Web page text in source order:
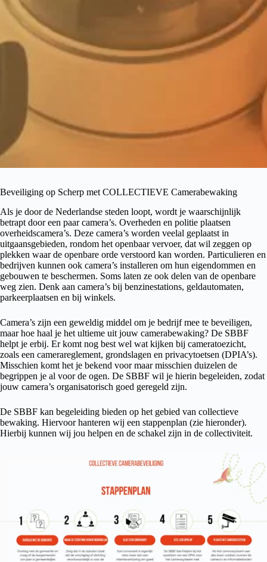
Beveiliging op Scherp met COLLECTIEVE Camerabewaking
Als je door de Nederlandse steden loopt, wordt je waarschijnlijk
betrapt door een paar camera’s. Overheden en politie plaatsen
overheidscamera’s. Deze camera’s worden veelal geplaatst in
uitgaansgebieden, rondom het openbaar vervoer, dat wil zeggen op
plekken waar de openbare orde verstoord kan worden. Particulieren en
bedrijven kunnen ook camera’s installeren om hun eigendommen en
gebouwen te beschermen. Soms laten ze ook delen van de openbare
weg zien. Denk aan camera’s bij benzinestations, geldautomaten,
parkeerplaatsen en bij winkels.
Camera’s zijn een geweldig middel om je bedrijf mee te beveiligen,
maar hoe haal je het ultieme uit jouw camerabewaking? De SBBF
helpt je erbij. Er komt nog best wel wat kijken bij cameratoezicht,
zoals een camerareglement, grondslagen en privacytoetsen (DPIA’s).
Misschien komt het je bekend voor maar misschien duizelen de
begrippen je al voor de ogen. De SBBF wil je hierin begeleiden, zodat
jouw camera’s organisatorisch goed geregeld zijn.
De SBBF kan begeleiding bieden op het gebied van collectieve
bewaking. Hiervoor hanteren wij een stappenplan (zie hieronder).
Hierbij kunnen wij jou helpen en de schakel zijn in de collectiviteit.